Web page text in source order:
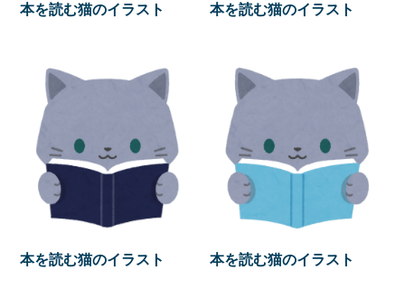
本を読む猫のイラスト 本を読む猫のイラスト
本を読む猫のイラスト 本を読む猫のイラスト